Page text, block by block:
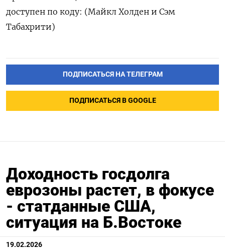
доступен по коду: (‌Майкл Холден и Сэм
Табахрити)
ПОДПИСАТЬСЯ НА ТЕЛЕГРАМ
ПОДПИСАТЬСЯ В GOOGLE
Доходность госдолга
еврозоны растет, в фокусе
- статданные США,
ситуация на Б.Востоке
19.02.2026